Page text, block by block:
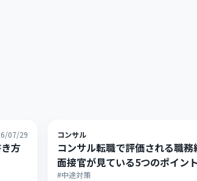
07/29
方
コンサル
コンサル転職で評価される職務
面接官が見ている5つのポイント
#中途対策